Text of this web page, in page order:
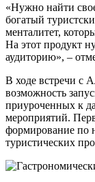
«Нужно найти
богатый
менталитет,
На этот продукт
аудиторию», –
В ходе встречи с
возможность
приуроченных к
мероприятий.
формирование по
туристических